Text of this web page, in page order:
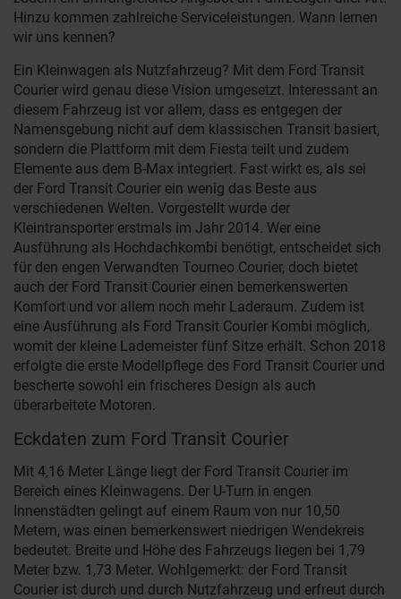
Hinzu kommen zahlreiche Serviceleistungen. Wann lernen
wir uns kennen?
Ein Kleinwagen als Nutzfahrzeug? Mit dem Ford Transit
Courier wird genau diese Vision umgesetzt. Interessant an
diesem Fahrzeug ist vor allem, dass es entgegen der
Namensgebung nicht auf dem klassischen Transit basiert,
sondern die Plattform mit dem Fiesta teilt und zudem
Elemente aus dem B-Max integriert. Fast wirkt es, als sei
der Ford Transit Courier ein wenig das Beste aus
verschiedenen Welten. Vorgestellt wurde der
Kleintransporter erstmals im Jahr 2014. Wer eine
Ausführung als Hochdachkombi benötigt, entscheidet sich
für den engen Verwandten Tourneo Courier, doch bietet
auch der Ford Transit Courier einen bemerkenswerten
Komfort und vor allem noch mehr Laderaum. Zudem ist
eine Ausführung als Ford Transit Courier Kombi möglich,
womit der kleine Lademeister fünf Sitze erhält. Schon 2018
erfolgte die erste Modellpflege des Ford Transit Courier und
bescherte sowohl ein frischeres Design als auch
überarbeitete Motoren.
Eckdaten zum Ford Transit Courier
Mit 4,16 Meter Länge liegt der Ford Transit Courier im
Bereich eines Kleinwagens. Der U-Turn in engen
Innenstädten gelingt auf einem Raum von nur 10,50
Metern, was einen bemerkenswert niedrigen Wendekreis
bedeutet. Breite und Höhe des Fahrzeugs liegen bei 1,79
Meter bzw. 1,73 Meter. Wohlgemerkt: der Ford Transit
Courier ist durch und durch Nutzfahrzeug und erfreut durch